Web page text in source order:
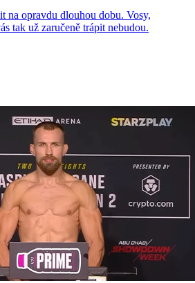
na opravdu dlouhou dobu. Vosy,
tak už zaručeně trápit nebudou.